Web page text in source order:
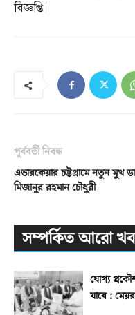
বিজ্ঞপ্তি।
পূর্ববর্তী নিবন্ধ
এভারকেয়ার চট্টগ্রামে নতুন মুখ
মিজানুর রহমান চৌধুরী
সম্পর্কিত আরো
যোগ্য
যাবে :